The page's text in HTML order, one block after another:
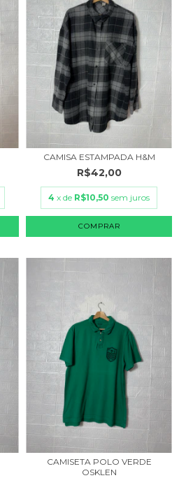
CAMISA ESTAMPADA H&M
R$42,00
4 x de R$10,50 sem juros
COMPRAR
CAMISETA POLO VERDE
OSKLEN